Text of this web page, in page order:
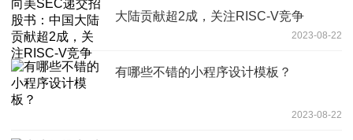
大陆贡献超2成，关注RISC-V竞争
2023-08-22
有哪些不错的小程序设计模板？
2023-08-22